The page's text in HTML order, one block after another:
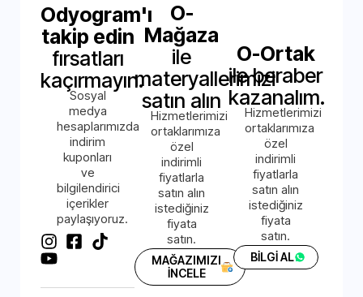
Odyogram'ı
takip edin
fırsatları
kaçırmayın.
Sosyal
medya
hesaplarımızda
indirim
kuponları
ve
bilgilendirici
içerikler
paylaşıyoruz.
O-
Mağaza
ile
materyallerimizi
satın alın
Hizmetlerimizi
ortaklarımıza
özel
indirimli
fiyatlarla
satın alın
istediğiniz
fiyata
satın.
MAĞAZIMIZI
İNCELE
O-Ortak
ile beraber
kazanalım.
Hizmetlerimizi
ortaklarımıza
özel
indirimli
fiyatlarla
satın alın
istediğiniz
fiyata
satın.
BİLGİ AL